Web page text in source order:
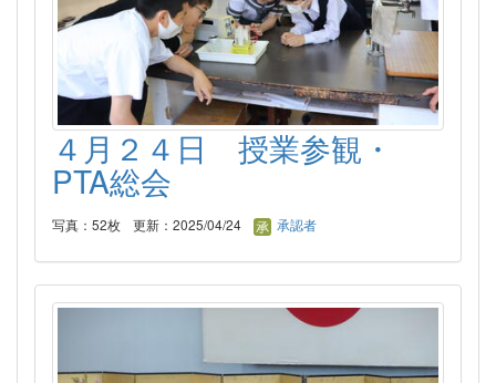
４月２４日 授業参観・
PTA総会
写真：52枚 更新：2025/04/24 承認者